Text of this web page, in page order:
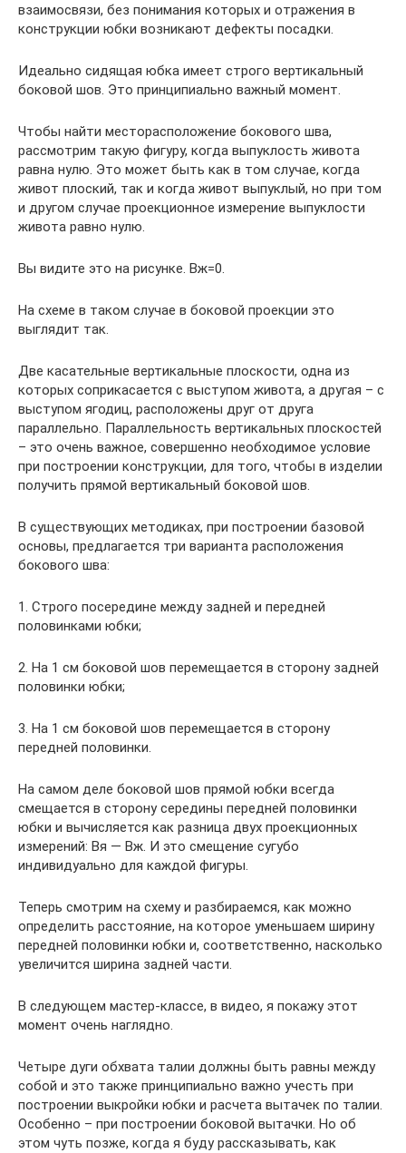
взаимосвязи, без понимания которых и отражения в
конструкции юбки возникают дефекты посадки.
Идеально сидящая юбка имеет строго вертикальный
боковой шов. Это принципиально важный момент.
Чтобы найти месторасположение бокового шва,
рассмотрим такую фигуру, когда выпуклость живота
равна нулю. Это может быть как в том случае, когда
живот плоский, так и когда живот выпуклый, но при том
и другом случае проекционное измерение выпуклости
живота равно нулю.
Вы видите это на рисунке. Вж=0.
На схеме в таком случае в боковой проекции это
выглядит так.
Две касательные вертикальные плоскости, одна из
которых соприкасается с выступом живота, а другая – с
выступом ягодиц, расположены друг от друга
параллельно. Параллельность вертикальных плоскостей
– это очень важное, совершенно необходимое условие
при построении конструкции, для того, чтобы в изделии
получить прямой вертикальный боковой шов.
В существующих методиках, при построении базовой
основы, предлагается три варианта расположения
бокового шва:
1. Строго посередине между задней и передней
половинками юбки;
2. На 1 см боковой шов перемещается в сторону задней
половинки юбки;
3. На 1 см боковой шов перемещается в сторону
передней половинки.
На самом деле боковой шов прямой юбки всегда
смещается в сторону середины передней половинки
юбки и вычисляется как разница двух проекционных
измерений: Вя — Вж. И это смещение сугубо
индивидуально для каждой фигуры.
Теперь смотрим на схему и разбираемся, как можно
определить расстояние, на которое уменьшаем ширину
передней половинки юбки и, соответственно, насколько
увеличится ширина задней части.
В следующем мастер-классе, в видео, я покажу этот
момент очень наглядно.
Четыре дуги обхвата талии должны быть равны между
собой и это также принципиально важно учесть при
построении выкройки юбки и расчета вытачек по талии.
Особенно – при построении боковой вытачки. Но об
этом чуть позже, когда я буду рассказывать, как